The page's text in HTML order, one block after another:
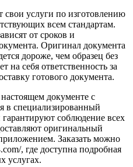
свои услуги по изготовлению
всем стандартам.
от сроков и
Оригинал документа
дороже, чем образец без
на себя ответственность за
готового документа.
документе с
в специализированный
соблюдение всех
оригинальный
Заказать можно
, где доступна подробная
услугах.